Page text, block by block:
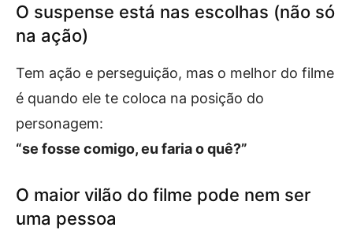
O suspense está nas escolhas (não só
na ação)
Tem ação e perseguição, mas o melhor do filme
é quando ele te coloca na posição do
personagem:
“se fosse comigo, eu faria o quê?”
O maior vilão do filme pode nem ser
uma pessoa